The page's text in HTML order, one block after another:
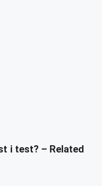
i test? – Related